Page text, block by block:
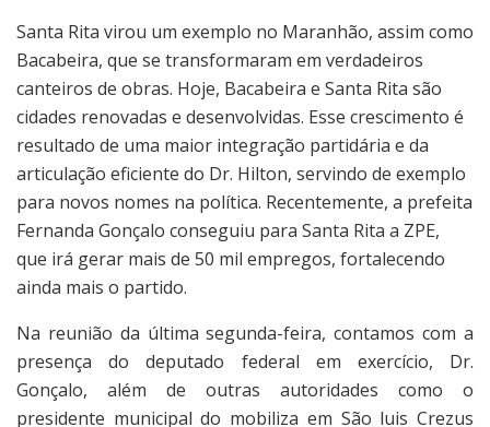
Santa Rita virou um exemplo no Maranhão, assim como
Bacabeira, que se transformaram em verdadeiros
canteiros de obras. Hoje, Bacabeira e Santa Rita são
cidades renovadas e desenvolvidas. Esse crescimento é
resultado de uma maior integração partidária e da
articulação eficiente do Dr. Hilton, servindo de exemplo
para novos nomes na política. Recentemente, a prefeita
Fernanda Gonçalo conseguiu para Santa Rita a ZPE,
que irá gerar mais de 50 mil empregos, fortalecendo
ainda mais o partido.
Na reunião da última segunda-feira, contamos com a
presença do deputado federal em exercício, Dr.
Gonçalo, além de outras autoridades como o
presidente municipal do mobiliza em São luis Crezus